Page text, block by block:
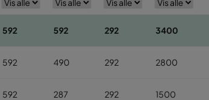
592 592 292 3400
592 490 292 2800
592 287 292 1500